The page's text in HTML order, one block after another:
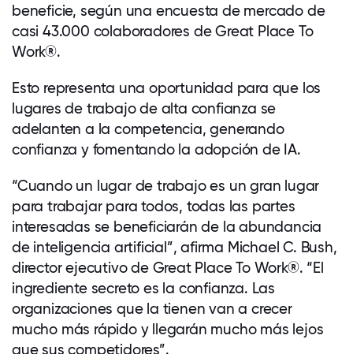
beneficie, según una encuesta de mercado de
casi 43.000 colaboradores de Great Place To
Work®.
Esto representa una oportunidad para que los
lugares de trabajo de alta confianza se
adelanten a la competencia, generando
confianza y fomentando la adopción de IA.
“Cuando un lugar de trabajo es un gran lugar
para trabajar para todos, todas las partes
interesadas se beneficiarán de la abundancia
de inteligencia artificial”, afirma Michael C. Bush,
director ejecutivo de Great Place To Work®. “El
ingrediente secreto es la confianza. Las
organizaciones que la tienen van a crecer
mucho más rápido y llegarán mucho más lejos
que sus competidores”.